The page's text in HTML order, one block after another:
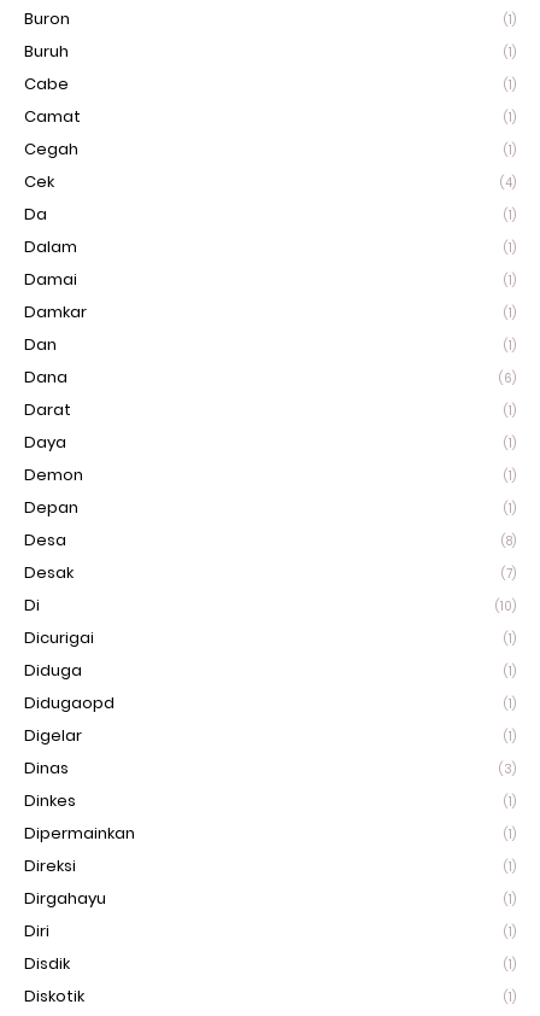
Buron (1)
Buruh (1)
Cabe (1)
Camat (1)
Cegah (1)
Cek (4)
Da (1)
Dalam (1)
Damai (1)
Damkar (1)
Dan (1)
Dana (6)
Darat (1)
Daya (1)
Demon (1)
Depan (1)
Desa (8)
Desak (7)
Di (10)
Dicurigai (1)
Diduga (1)
Didugaopd (1)
Digelar (1)
Dinas (3)
Dinkes (1)
Dipermainkan (1)
Direksi (1)
Dirgahayu (1)
Diri (1)
Disdik (1)
Diskotik (1)